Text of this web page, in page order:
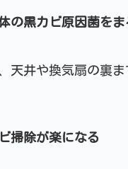
の黒カビ原因菌を
天井や換気扇の裏
掃除が楽になる